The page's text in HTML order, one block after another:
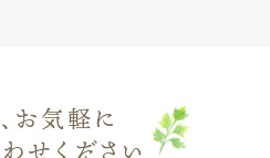
お気軽に
せください